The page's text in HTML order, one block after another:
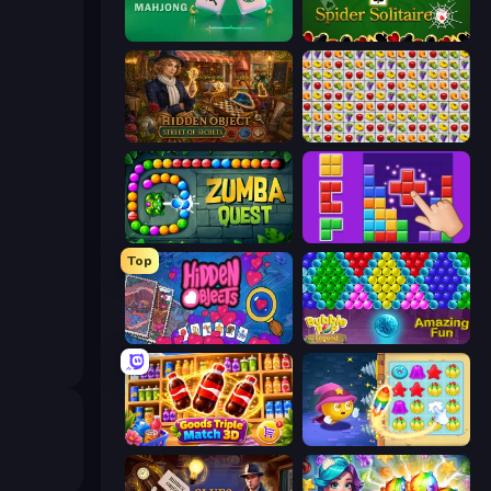
Piles of Mahjong Spider Solitaire
Hidden Object: Street Of Secrets Same Game Fruit Collapse
Zumba Quest BlockBuster Puzzle
Top
Hidden Objects Bubble Pop Legend
Goods Triple Match 3D Candy Riddles